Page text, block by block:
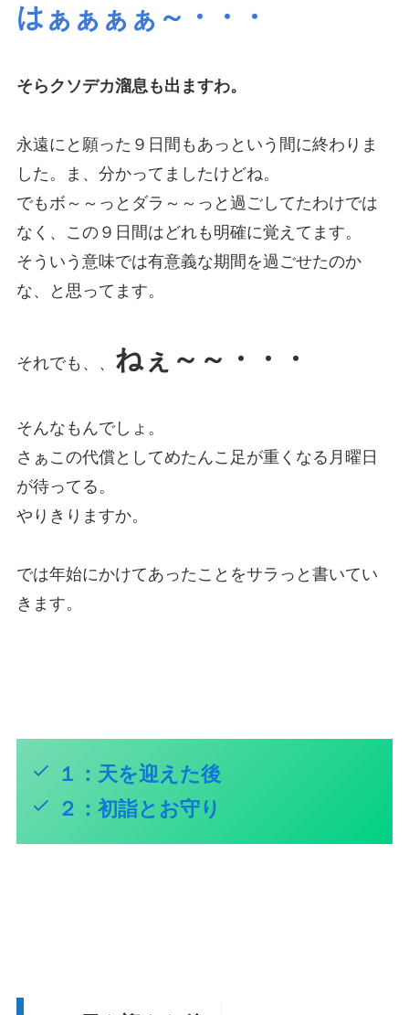
はぁぁぁぁ～・・・
そらクソデカ溜息も出ますわ。
永遠にと願った９日間もあっという間に終わりま
した。ま、分かってましたけどね。
でもボ～～っとダラ～～っと過ごしてたわけでは
なく、この９日間はどれも明確に覚えてます。
そういう意味では有意義な期間を過ごせたのか
な、と思ってます。
それでも、、 ねぇ～～・・・
そんなもんでしょ。
さぁこの代償としてめたんこ足が重くなる月曜日
が待ってる。
やりきりますか。
では年始にかけてあったことをサラっと書いてい
きます。
１：天を迎えた後
２：初詣とお守り